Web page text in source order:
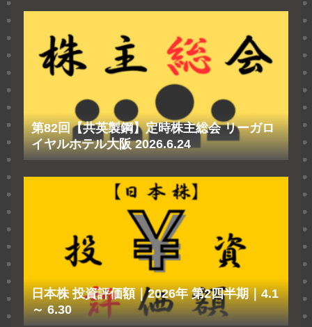
第82回【共英製鋼】定時株主総会 リーガロ
イヤルホテル大阪 2026.6.24
日本株 投資評価額｜2026年 第2四半期｜4.1
～ 6.30